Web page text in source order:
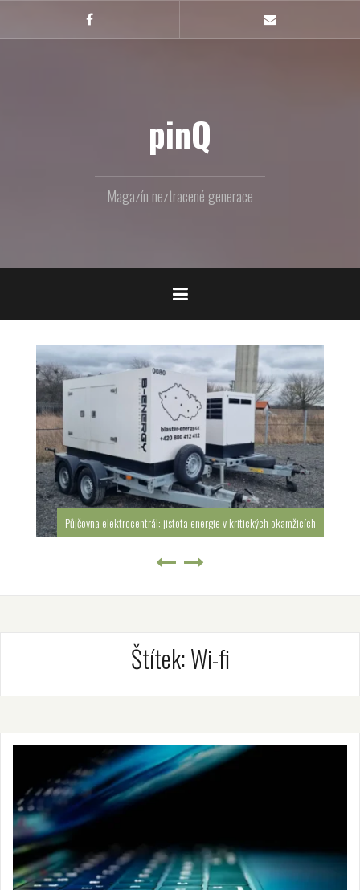
pinQ
Magazín neztracené generace
Půjčovna elektrocentrál: jistota energie v kritických okamžicích
Štítek:Wi-fi